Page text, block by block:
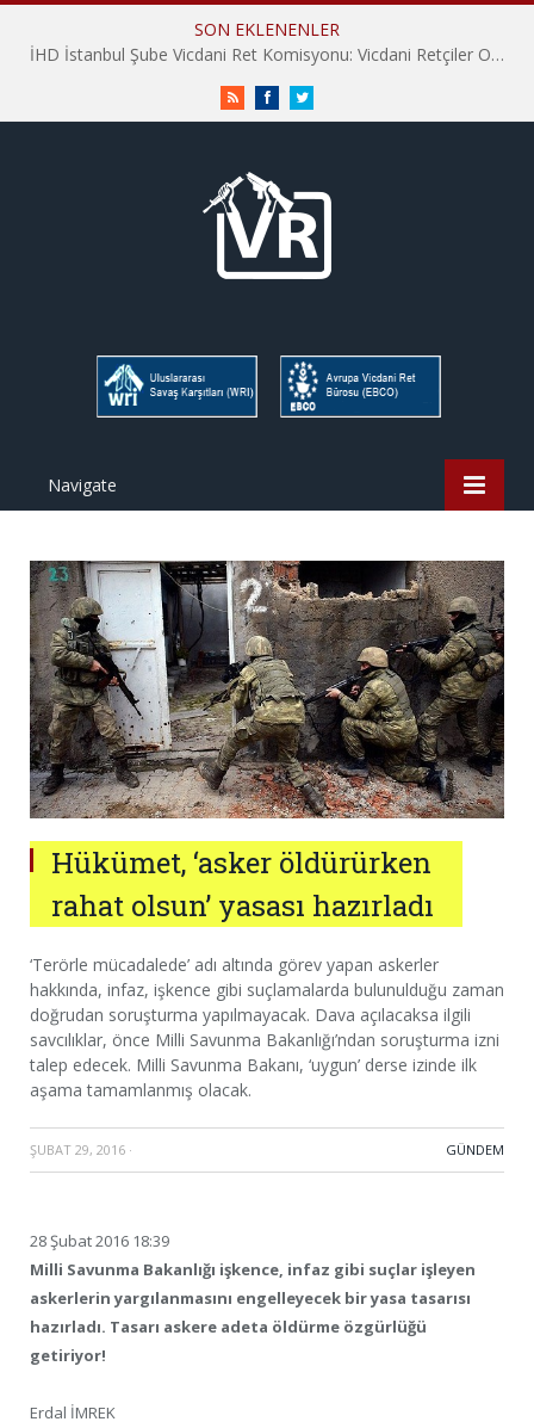
SON EKLENENLER
İHD İstanbul Şube Vicdani Ret Komisyonu: Vicdani Retçiler Olarak Destek İçin Buradayız!
RSS FacebookTwitter
Navigate
Hükümet, ‘asker öldürürken
rahat olsun’ yasası hazırladı
‘Terörle mücadalede’ adı altında görev yapan askerler
hakkında, infaz, işkence gibi suçlamalarda bulunulduğu zaman
doğrudan soruşturma yapılmayacak. Dava açılacaksa ilgili
savcılıklar, önce Milli Savunma Bakanlığı’ndan soruşturma izni
talep edecek. Milli Savunma Bakanı, ‘uygun’ derse izinde ilk
aşama tamamlanmış olacak.
ŞUBAT 29, 2016 · GÜNDEM
28 Şubat 2016 18:39
Milli Savunma Bakanlığı işkence, infaz gibi suçlar işleyen
askerlerin yargılanmasını engelleyecek bir yasa tasarısı
hazırladı. Tasarı askere adeta öldürme özgürlüğü
getiriyor!
Erdal İMREK